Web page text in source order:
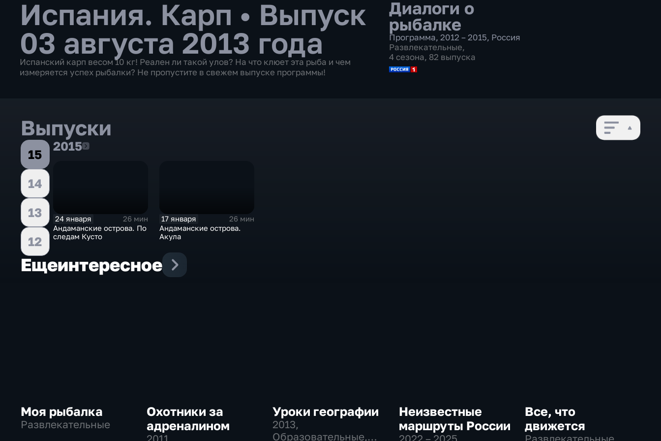
Испания. Карп • Выпуск
03 августа 2013 года
Испанский карп весом 10 кг! Реален ли такой улов? На что клюет эта рыба и чем
измеряется успех рыбалки? Не пропустите в свежем выпуске программы!
Диалоги о
рыбалке
Программа, 2012 – 2015, Россия
Развлекательные,
4 сезона, 82 выпуска
Выпуски
15
14
13
12
20152015
24 января
26 мин
Андаманские острова. По
следам Кусто
17 января
26 мин
Андаманские острова.
Акула
Ещеинтересное
Моя рыбалка
Развлекательные
Охотники за
адреналином
Уроки географии
2013,
Образовательные,
Неизвестные
маршруты России
Все, что
движется